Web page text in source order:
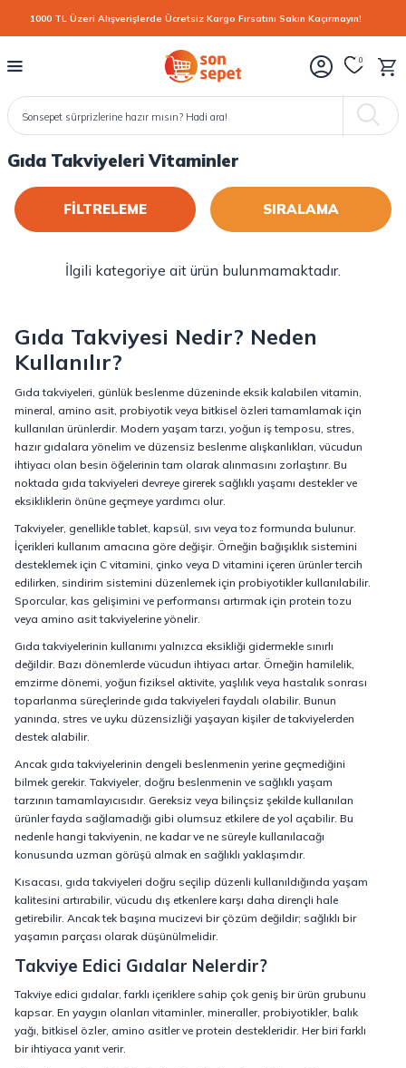
1000 TL Üzeri Alışverişlerde Ücretsiz Kargo Fırsatını Sakın Kaçırmayın!
0
Gıda Takviyeleri Vitaminler
FİLTRELEME
İlgili kategoriye ait ürün bulunmamaktadır.
Gıda Takviyesi Nedir? Neden
Kullanılır?
Gıda takviyeleri, günlük beslenme düzeninde eksik kalabilen vitamin,
mineral, amino asit, probiyotik veya bitkisel özleri tamamlamak için
kullanılan ürünlerdir. Modern yaşam tarzı, yoğun iş temposu, stres,
hazır gıdalara yönelim ve düzensiz beslenme alışkanlıkları, vücudun
ihtiyacı olan besin öğelerinin tam olarak alınmasını zorlaştırır. Bu
noktada gıda takviyeleri devreye girerek sağlıklı yaşamı destekler ve
eksikliklerin önüne geçmeye yardımcı olur.
Takviyeler, genellikle tablet, kapsül, sıvı veya toz formunda bulunur.
İçerikleri kullanım amacına göre değişir. Örneğin bağışıklık sistemini
desteklemek için C vitamini, çinko veya D vitamini içeren ürünler tercih
edilirken, sindirim sistemini düzenlemek için probiyotikler kullanılabilir.
Sporcular, kas gelişimini ve performansı artırmak için protein tozu
veya amino asit takviyelerine yönelir.
Gıda takviyelerinin kullanımı yalnızca eksikliği gidermekle sınırlı
değildir. Bazı dönemlerde vücudun ihtiyacı artar. Örneğin hamilelik,
emzirme dönemi, yoğun fiziksel aktivite, yaşlılık veya hastalık sonrası
toparlanma süreçlerinde gıda takviyeleri faydalı olabilir. Bunun
yanında, stres ve uyku düzensizliği yaşayan kişiler de takviyelerden
destek alabilir.
Ancak gıda takviyelerinin dengeli beslenmenin yerine geçmediğini
bilmek gerekir. Takviyeler, doğru beslenmenin ve sağlıklı yaşam
tarzının tamamlayıcısıdır. Gereksiz veya bilinçsiz şekilde kullanılan
ürünler fayda sağlamadığı gibi olumsuz etkilere de yol açabilir. Bu
nedenle hangi takviyenin, ne kadar ve ne süreyle kullanılacağı
konusunda uzman görüşü almak en sağlıklı yaklaşımdır.
Kısacası, gıda takviyeleri doğru seçilip düzenli kullanıldığında yaşam
kalitesini artırabilir, vücudu dış etkenlere karşı daha dirençli hale
getirebilir. Ancak tek başına mucizevi bir çözüm değildir; sağlıklı bir
yaşamın parçası olarak düşünülmelidir.
Takviye Edici Gıdalar Nelerdir?
Takviye edici gıdalar, farklı içeriklere sahip çok geniş bir ürün grubunu
kapsar. En yaygın olanları vitaminler, mineraller, probiyotikler, balık
yağı, bitkisel özler, amino asitler ve protein destekleridir. Her biri farklı
bir ihtiyaca yanıt verir.